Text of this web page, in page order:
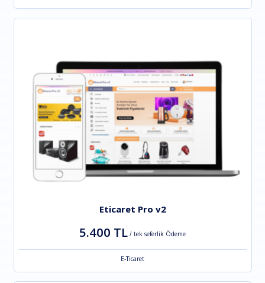
Eticaret Pro v2
5.400 TL / tek seferlik Ödeme
E-Ticaret